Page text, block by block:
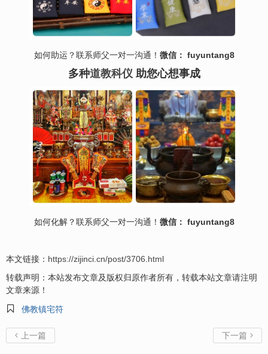
如何助运？联系师父一对一沟通！ 微信： fuyuntang8
多种道教科仪助您心想事成
如何化解？联系师父一对一沟通！ 微信： fuyuntang8
本文链接： https://zijinci.cn/post/3706.html
转载声明：本站发布文章及版权归原作者所有，转载本站文章请注明
文章来源！

佛教镇宅符
 上一篇 下一篇 